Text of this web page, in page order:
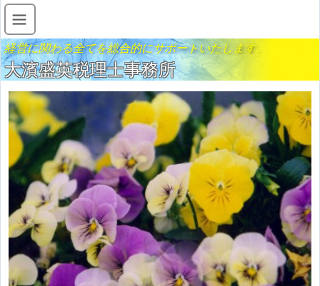
大濱盛英税理士事務所
経営に関わる全てを総合的にサポートいたします。